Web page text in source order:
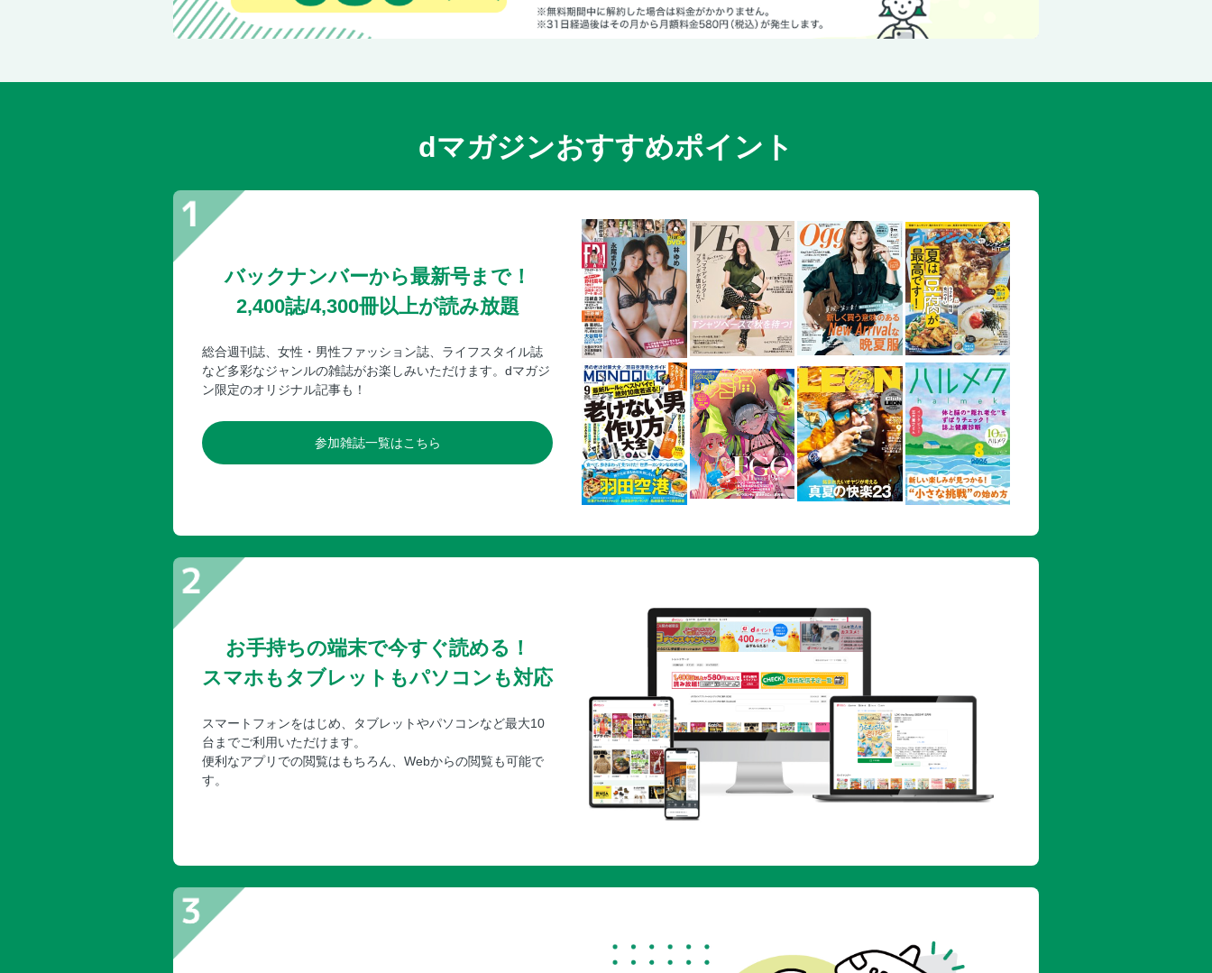
おすすめ京みやげ／京雑貨
おすすめ京みやげ／京グルメ
京都駅周辺便利ガイド／京みやげ
さくいん
奥付
秋の京都おさんぽMap／京都中心図（南）／伏見稲荷大社周辺
秋の京都おさんぽMap／京都中心図（北）
秋の京都おさんぽMap／清水寺周辺／祇園
秋の京都おさんぽMap／河原町
秋の京都おさんぽMap／銀閣寺・金閣寺
秋の京都おさんぽMap／嵐山・嵯峨／京都駅周辺／宇治・郊外
秋の京都おさんぽMap／貴船神社周辺／醍醐寺周辺／三千院周辺
京都もみじMAP
京都バスガイド
dマガジンおすすめポイント
バックナンバーから最新号まで！
2,400誌/4,300冊以上が読み放題
総合週刊誌、女性・男性ファッション誌、ライフスタイル誌
など多彩なジャンルの雑誌がお楽しみいただけます。dマガジ
ン限定のオリジナル記事も！
参加雑誌一覧はこちら
お手持ちの端末で今すぐ読める！
スマホもタブレットもパソコンも対応
スマートフォンをはじめ、タブレットやパソコンなど最大10
台までご利用いただけます。
便利なアプリでの閲覧はもちろん、Webからの閲覧も可能で
す。